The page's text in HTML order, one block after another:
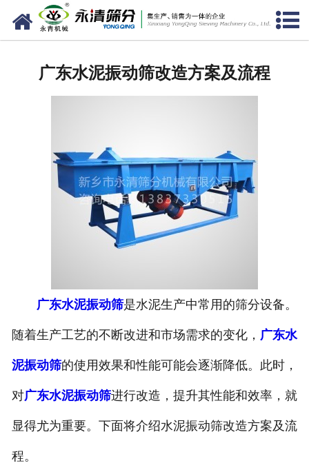
网站首页
资质荣誉
服务准则
视频中心
广东水泥振动筛改造方案及流程
广东水泥振动筛是水泥生产中常用的筛分设备。
随着生产工艺的不断改进和市场需求的变化， 广东水
泥振动筛的使用效果和性能可能会逐渐降低。此时，
对广东水泥振动筛进行改造，提升其性能和效率，就
显得尤为重要。下面将介绍水泥振动筛改造方案及流
程。